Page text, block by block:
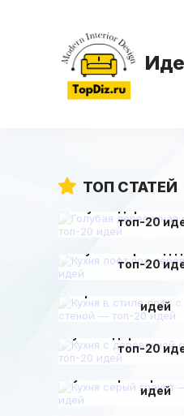
ТОП СТАТЕЙ
топ-20
топ-20
идей
топ-20
идей